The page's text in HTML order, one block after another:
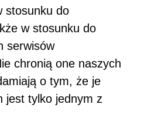
stosunku do
w stosunku do
serwisów
chronią one naszych
o tym, że je
jest tylko jednym z